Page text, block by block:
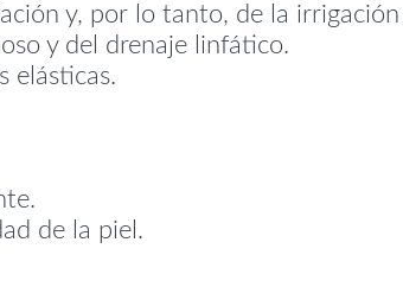
y, por lo tanto, de la
y del drenaje linfático.
elásticas.
de la piel.